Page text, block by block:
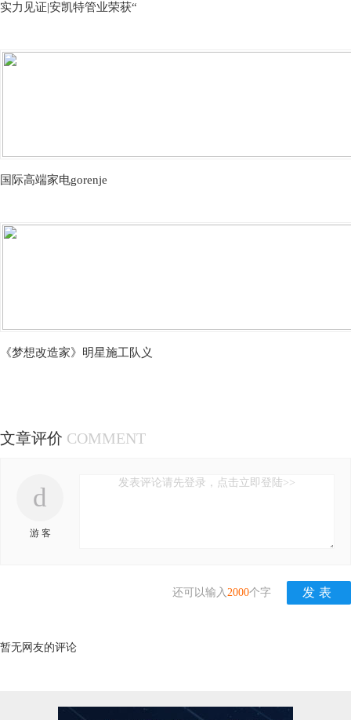
实力见证|安凯特管业荣获“
国际高端家电gorenje
《梦想改造家》明星施工队义
文章评价 COMMENT
d
游 客
发表评论请先登录，点击立即登陆>>
还可以输入 2000个字
暂无网友的评论